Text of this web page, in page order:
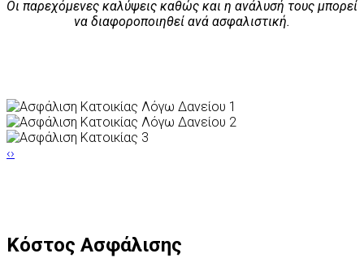
Οι παρεχόμενες καλύψεις καθώς και η ανάλυσή τους μπορεί
να διαφοροποιηθεί ανά ασφαλιστική.
‹›
Κόστος Ασφάλισης